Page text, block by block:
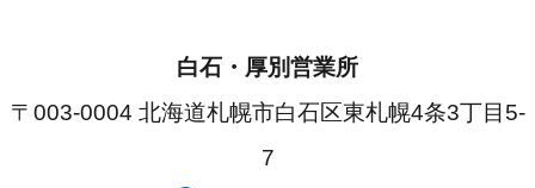
白石・厚別営業所
〒003-0004 北海道札幌市白石区東札幌4条3丁目5-
7